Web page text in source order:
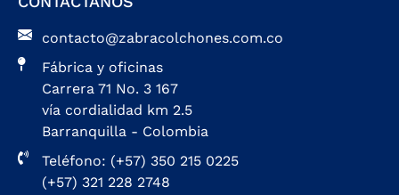
contacto@zabracolchones.com.co
Fábrica y oficinas
Carrera 71 No. 3 167
vía cordialidad km 2.5
Barranquilla - Colombia
Teléfono: (+57) 350 215 0225
(+57) 321 228 2748